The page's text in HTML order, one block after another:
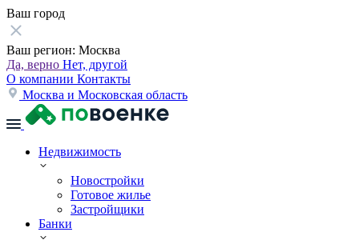
Ваш город
Ваш регион: Москва
Да, верно Нет, другой
О компании Контакты
Москва и Московская область
Недвижимость
Новостройки
Готовое жилье
Застройщики
Банки